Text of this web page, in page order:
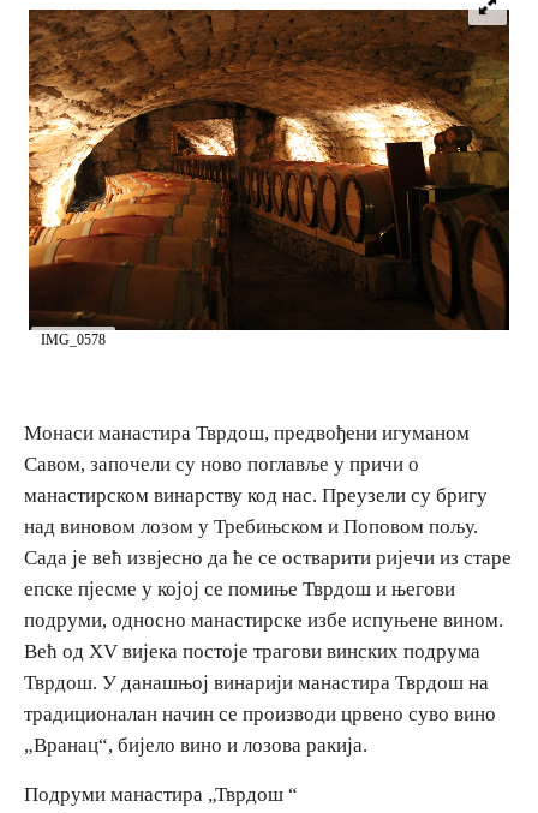
Манифестације
Смјештај
Мултимедија
Фото
Видео
E-Brochure
IMG_0578
Монаси манастира Тврдош, предвођени игуманом
Савом, започели су ново поглавље у причи о
манастирском винарству код нас. Преузели су бригу
над виновом лозом у Требињском и Поповом пољу.
Сада је већ извјесно да ће се остварити ријечи из старе
епске пјесме у којој се помиње Тврдош и његови
подруми, односно манастирске избе испуњене вином.
Већ од XV вијека постоје трагови винских подрума
Тврдош. У данашњој винарији манастира Тврдош на
традиционалан начин се производи црвено суво вино
„Вранац“, бијело вино и лозова ракија.
Подруми манастира „Тврдош “